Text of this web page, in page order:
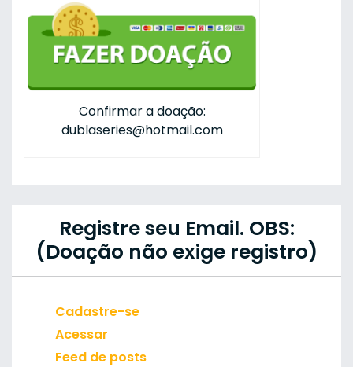
Confirmar a doação:
dublaseries@hotmail.com
Registre seu Email. OBS:
(Doação não exige registro)
Cadastre-se
Acessar
Feed de posts